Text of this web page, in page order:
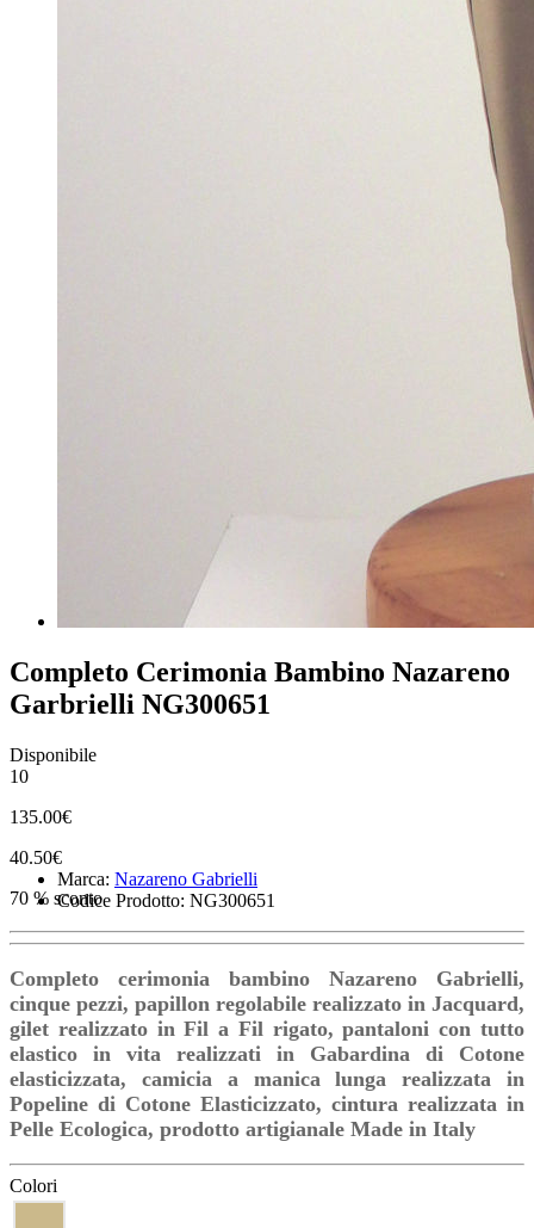
Completo Cerimonia Bambino Nazareno
Garbrielli NG300651
Disponibile
10
135.00€
40.50€
70 % sconto
Marca: Nazareno Gabrielli
Codice Prodotto: NG300651
Completo cerimonia bambino Nazareno Gabrielli,
cinque pezzi, papillon regolabile realizzato in Jacquard,
gilet realizzato in Fil a Fil rigato, pantaloni con tutto
elastico in vita realizzati in Gabardina di Cotone
elasticizzata, camicia a manica lunga realizzata in
Popeline di Cotone Elasticizzato, cintura realizzata in
Pelle Ecologica, prodotto artigianale Made in Italy
Colori